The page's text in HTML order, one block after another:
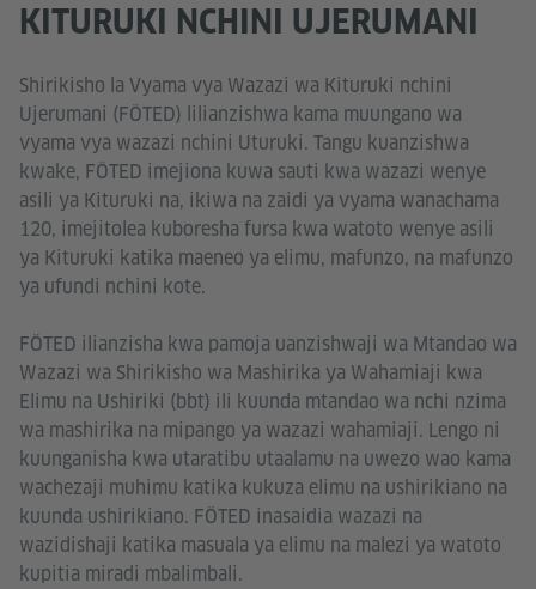
KITURUKI NCHINI UJERUMANI
Shirikisho la Vyama vya Wazazi wa Kituruki nchini
Ujerumani (FÖTED) lilianzishwa kama muungano wa
vyama vya wazazi nchini Uturuki. Tangu kuanzishwa
kwake, FÖTED imejiona kuwa sauti kwa wazazi wenye
asili ya Kituruki na, ikiwa na zaidi ya vyama wanachama
120, imejitolea kuboresha fursa kwa watoto wenye asili
ya Kituruki katika maeneo ya elimu, mafunzo, na mafunzo
ya ufundi nchini kote.
FÖTED ilianzisha kwa pamoja uanzishwaji wa Mtandao wa
Wazazi wa Shirikisho wa Mashirika ya Wahamiaji kwa
Elimu na Ushiriki (bbt) ili kuunda mtandao wa nchi nzima
wa mashirika na mipango ya wazazi wahamiaji. Lengo ni
kuunganisha kwa utaratibu utaalamu na uwezo wao kama
wachezaji muhimu katika kukuza elimu na ushirikiano na
kuunda ushirikiano. FÖTED inasaidia wazazi na
wazidishaji katika masuala ya elimu na malezi ya watoto
kupitia miradi mbalimbali.